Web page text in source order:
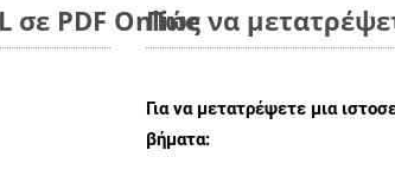
σε PDF Online
Πώς να
Για να μετατρέψετε μια
βήματα: